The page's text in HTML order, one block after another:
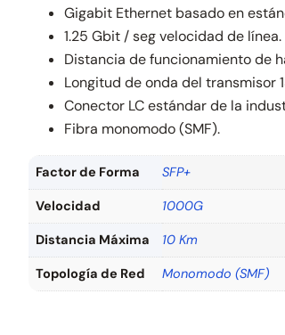
Gigabit Ethernet basado en
1.25 Gbit / seg velocidad de línea.
Distancia de funcionamiento de
Longitud de onda del transmisor
Conector LC estándar de la
Fibra monomodo (SMF).
Factor de Forma SFP+
Velocidad 1000G
Distancia Máxima 10 Km
Topología de Red Monomodo (SMF)